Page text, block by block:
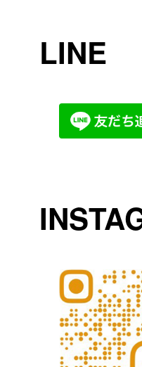
LINE